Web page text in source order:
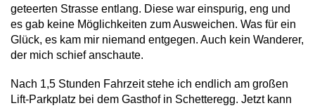
geteerten Strasse entlang. Diese war einspurig, eng und
es gab keine Möglichkeiten zum Ausweichen. Was für ein
Glück, es kam mir niemand entgegen. Auch kein Wanderer,
der mich schief anschaute.
Nach 1,5 Stunden Fahrzeit stehe ich endlich am großen
Lift-Parkplatz bei dem Gasthof in Schetteregg. Jetzt kann